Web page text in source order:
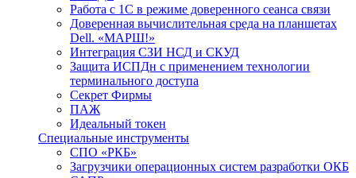
Работа с 1С в режиме доверенного сеанса связи
Доверенная вычислительная среда на планшетах
Dell. «МАРШ!»
Интеграция СЗИ НСД и СКУД
Защита ИСПДн с применением технологии
терминального доступа
Секрет Фирмы
ПАЖ
Идеальный токен
Специальные инструменты
СПО «РКБ»
Загрузчики операционных систем разработки ОКБ